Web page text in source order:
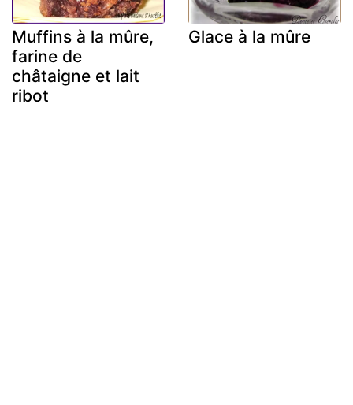
Muffins à la mûre,
farine de
châtaigne et lait
ribot
Glace à la mûre